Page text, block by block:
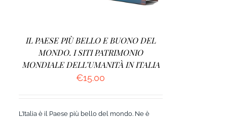
IL PAESE PIÙ BELLO E BUONO DEL
MONDO. I SITI PATRIMONIO
MONDIALE DELL’UMANITÀ IN ITALIA
€15.00
L’Italia è il Paese più bello del mondo. Ne è